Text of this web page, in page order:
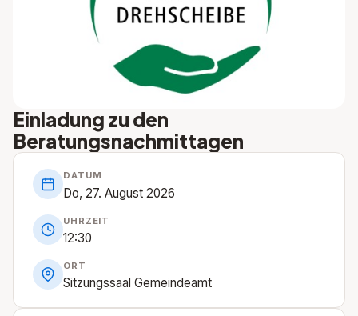
Einladung zu den
Beratungsnachmittagen
DATUM
Do, 27. August 2026
UHRZEIT
12:30
ORT
Sitzungssaal Gemeindeamt